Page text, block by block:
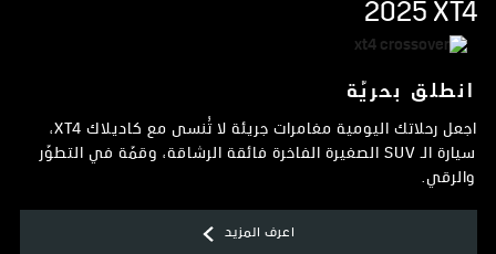
2025 XT4
انطلق بحريّة
اجعل رحلاتك اليومية مغامرات جريئة لا تُنسى مع كاديلاك XT4،
سيارة الـ SUV الصغيرة الفاخرة فائقة الرشاقة، وقمّة في التطوّر
والرقي.
اعرف المزيد